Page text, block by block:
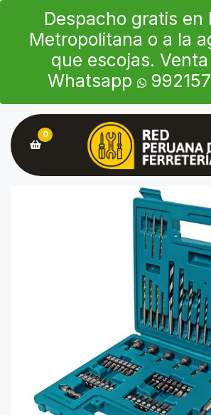
Despacho gratis en
Metropolitana o a la
que escojas.
Whatsapp
0